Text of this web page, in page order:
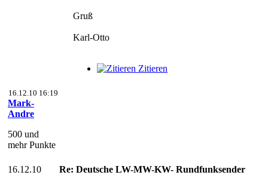
Gruß
Karl-Otto
Zitieren
16.12.10 16:19
Mark-
Andre
500 und
mehr Punkte
16.12.10
Re: Deutsche LW-MW-KW- Rundfunksender